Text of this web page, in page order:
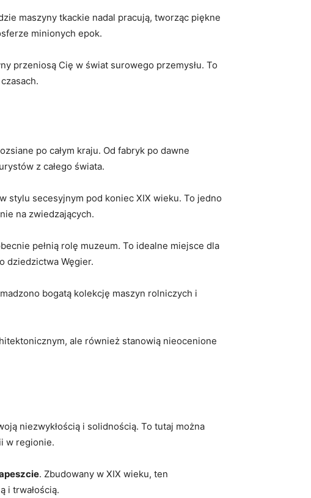
maszyny tkackie nadal pracują, tworząc piękne
minionych epok.
przeniosą Cię w świat surowego przemysłu. To
po całym kraju. Od fabryk po dawne
z całego świata.
stylu secesyjnym pod koniec XIX wieku. To jedno
na zwiedzających.
pełnią rolę muzeum. To idealne miejsce dla
dziedzictwa Węgier.
bogatą kolekcję maszyn rolniczych i
ale również stanowią nieocenione
niezwykłością i solidnością. To tutaj można
w regionie.
. Zbudowany w XIX wieku, ten
i trwałością.